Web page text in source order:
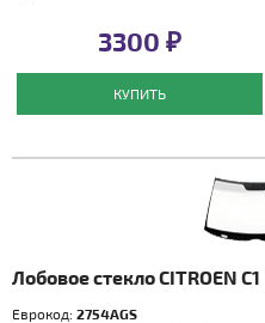
3300 ₽
КУПИТЬ
Лобовое стекло CITROEN C1
Еврокод: 2754AGS